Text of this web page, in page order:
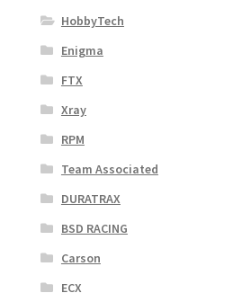
HobbyTech
Enigma
FTX
Xray
RPM
Team Associated
DURATRAX
BSD RACING
Carson
ECX